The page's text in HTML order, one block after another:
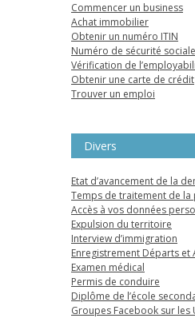
Commencer un business
Achat immobilier
Obtenir un numéro ITIN
Numéro de sécurité sociale
Vérification de
Obtenir une carte de crédit
Trouver un emploi
Divers
Etat d’avancement de la
Temps de traitement de la
Accès à vos données
Expulsion du territoire
Interview d’immigration
Enregistrement Départs et
Examen médical
Permis de conduire
Diplôme de l’école
Groupes Facebook sur les